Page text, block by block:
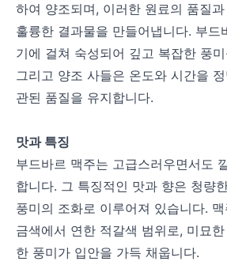
하여 양조되며, 이러한 원료의 품질
훌륭한 결과물을 만들어냅니다. 부드
기에 걸쳐 숙성되어 깊고 복잡한 풍
그리고 양조 사들은 온도와 시간을
관된 품질을 유지합니다.
맛과 특징
부드바르 맥주는 고급스러우면서도
합니다. 그 특징적인 맛과 향은 청량
풍미의 조화로 이루어져 있습니다.
금색에서 연한 적갈색 범위로, 미묘
한 풍미가 입안을 가득 채웁니다.